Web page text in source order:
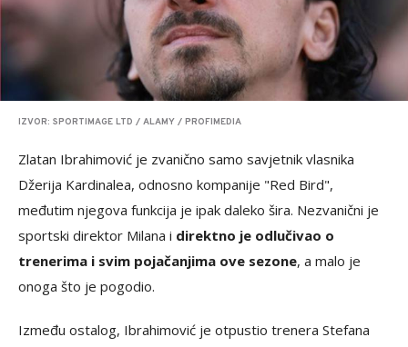
IZVOR: SPORTIMAGE LTD / ALAMY / PROFIMEDIA
Zlatan Ibrahimović je zvanično samo savjetnik vlasnika
Džerija Kardinalea, odnosno kompanije "Red Bird",
međutim njegova funkcija je ipak daleko šira. Nezvanični je
sportski direktor Milana i direktno je odlučivao o
trenerima i svim pojačanjima ove sezone, a malo je
onoga što je pogodio.
Između ostalog, Ibrahimović je otpustio trenera Stefana